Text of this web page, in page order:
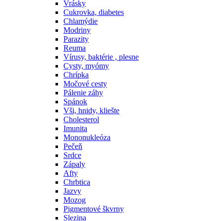
Vrásky
Cukrovka, diabetes
Chlamýdie
Modriny
Parazity
Reuma
Vírusy, baktérie , plesne
Cysty, myómy
Chrípka
Močové cesty
Pálenie záhy
Spánok
Vši, hnidy, kliešte
Cholesterol
Imunita
Mononukleóza
Pečeň
Srdce
Zápaly
Afty
Chrbtica
Jazvy
Mozog
Pigmentové škvrny
Slezina